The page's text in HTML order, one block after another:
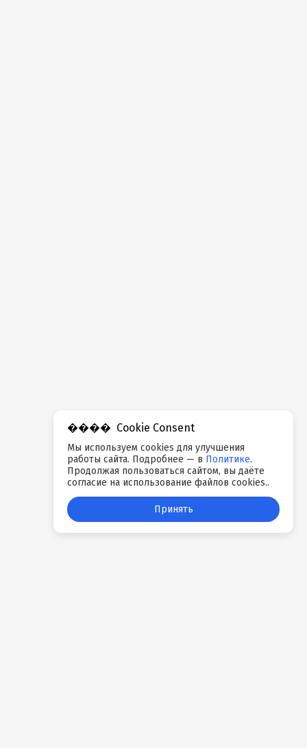
Cookie Consent
Мы используем cookies для улучшения
работы сайта. Подробнее — в Политике.
Продолжая пользоваться сайтом, вы даёте
согласие на использование файлов cookies..
Принять